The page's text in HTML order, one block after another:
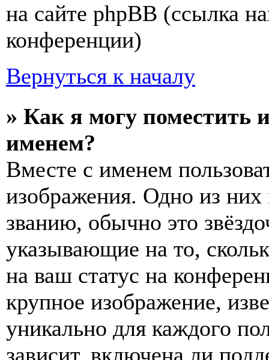
на сайте phpBB (ссылка
конференции)
Вернуться к началу
» Как я могу поместить
именем?
Вместе с именем
изображения. Одно из
званию, обычно это
указывающие на то,
на ваш статус на
крупное изображение,
уникально для каждого
зависит, включена ли